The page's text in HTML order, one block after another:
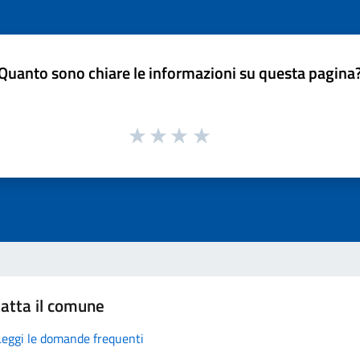
sono chiare le informazioni su questa
il comune
le domande frequenti